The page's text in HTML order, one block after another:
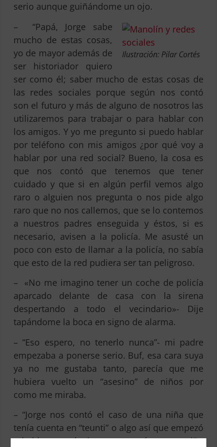
serio aunque guiñándome un ojo.
Ilustración: Pilar Cortés
– “Papá, Jorge sabe
mucho de estas cosas,
yo de mayor además de
ser historiador quiero
ser como él; saber mucho de estas cosas de
las redes sociales porque según nos contó
son el futuro y más de alguno de nosotros las
utilizaremos para trabajar o para hablar con
los amigos. Y yo me pregunto si puedo hablar
por teléfono con mis amigos ¿por qué voy a
hablar por una red social? Bueno, la cosa es
que nos contó que tenemos que tener
cuidado y que si en algún perfil vemos algo
raro o alguien nos pregunta o nos pide algo
raro que no nos callemos, que se lo contemos
a nuestros padres enseguida y éstos, si es
necesario, avisen a la policía. Me asusté un
poco con esto de llamar a la policía, no sabía
que esto de la red pudiera ser tan peligroso.
– «No me imagino tener un coche de policía
aparcado delante de casa con la sirena
despertando a todo el vecindario»- Dije
tapándome la boca en signo de alarma.
– “Eso espero, no tenerlo nunca”- mi padre
empezaba a ponerse serio. Buf, esa cara suya
ya no me gustaba tanto, parecía que me
hubiera vuelto un “asesino” de niños por
como me miraba.
– “Jorge nos contó el caso de una niña que
tenía cuenta en “teunti” o algo así que empezó
a hablar con alguien que parecía ser un niño